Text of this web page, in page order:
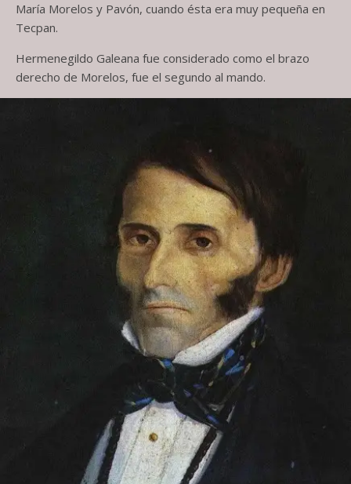
María Morelos y Pavón, cuando ésta era muy pequeña en
Tecpan.
Hermenegildo Galeana fue considerado como el brazo
derecho de Morelos, fue el segundo al mando.